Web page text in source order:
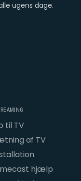
ugens dage.
til TV
af TV
hjælp